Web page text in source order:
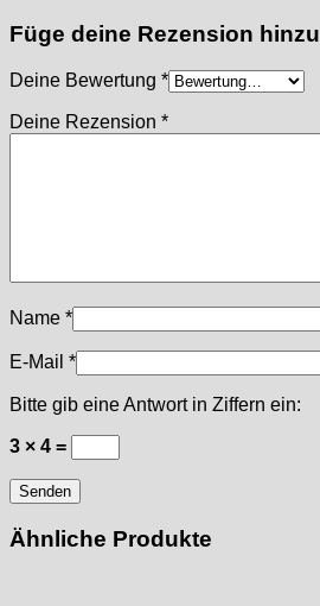
Füge deine Rezension hinzu
Deine Bewertung *
Deine Rezension *
Name *
E-Mail *
Bitte gib eine Antwort in Ziffern ein:
3 × 4 =
Ähnliche Produkte